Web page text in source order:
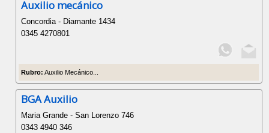
Auxilio mecánico
Concordia - Diamante 1434
0345 4270801
Rubro: Auxilio Mecánico...
BGA Auxilio
Maria Grande - San Lorenzo 746
0343 4940 346